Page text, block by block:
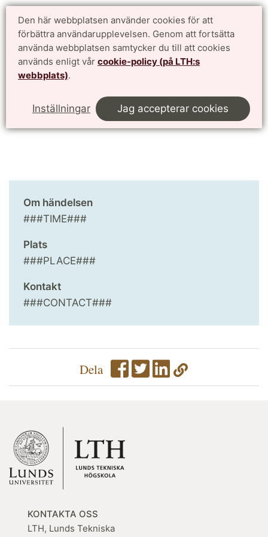
Den här webbplatsen använder cookies för att
förbättra användarupplevelsen. Genom att fortsätta
använda webbplatsen samtycker du till att cookies
används enligt vår cookie-policy (på LTH:s
webbplats).
Inställningar Jag accepterar cookies
Doktorandwebben LTH
för antagna doktorander vid Lunds Tekniska Högskola English
This page in English
Om händelsen
###TIME###
Plats
###PLACE###
Kontakt
###CONTACT###
Dela
KONTAKTA OSS
LTH, Lunds Tekniska